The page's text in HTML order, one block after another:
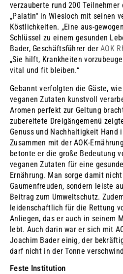
verzauberte rund 200 Teilnehmer
„Palatin“ in Wiesloch mit seinen
Köstlichkeiten. „Eine aus-
Schlüssel zu einem gesunden
Bader, Geschäftsführer derAOK
„Sie hilft, Krankheiten
vital und fit bleiben.“
Gebannt verfolgten die Gäste,
veganen Zutaten kunstvoll
Aromen perfekt zur Geltung
zubereitete Dreigängemenü
Genuss und Nachhaltigkeit Hand
Zusammen mit der AOK-
betonte er die große Bedeutung
veganen Zutaten für eine
Ernährung. Man sorge damit
Gaumenfreuden, sondern leiste
Beitrag zum Umweltschutz.
leidenschaftlich für die Rettung
Anliegen, das er auch in seinem
lebt. Auch darin war er sich mit
Joachim Bader einig, der
darf nicht in der Tonne
Feste Institution